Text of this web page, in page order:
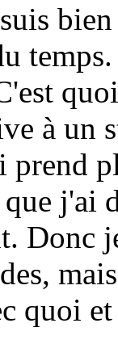
à un
j'ai
Donc
quoi